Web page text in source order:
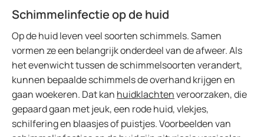
Schimmelinfectie op de huid
Op de huid leven veel soorten schimmels. Samen
vormen ze een belangrijk onderdeel van de afweer. Als
het evenwicht tussen de schimmelsoorten verandert,
kunnen bepaalde schimmels de overhand krijgen en
gaan woekeren. Dat kan huidklachtenveroorzaken, die
gepaard gaan met jeuk, een rode huid, vlekjes,
schilfering en blaasjes of puistjes. Voorbeelden van